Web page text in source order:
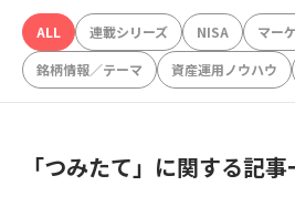
ALL 連載シリーズ NISA マー
銘柄情報／テーマ
資産運用ノウハウ
「つみたて」に関する記事